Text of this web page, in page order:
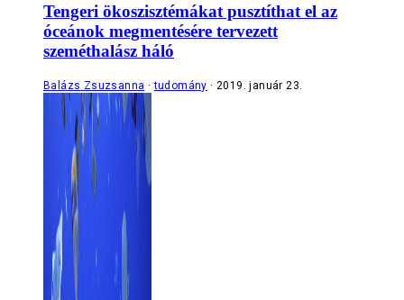
Tengeri ökoszisztémákat pusztíthat el az
óceánok megmentésére tervezett
szeméthalász háló
Balázs Zsuzsanna tudomány 2019. január 23.